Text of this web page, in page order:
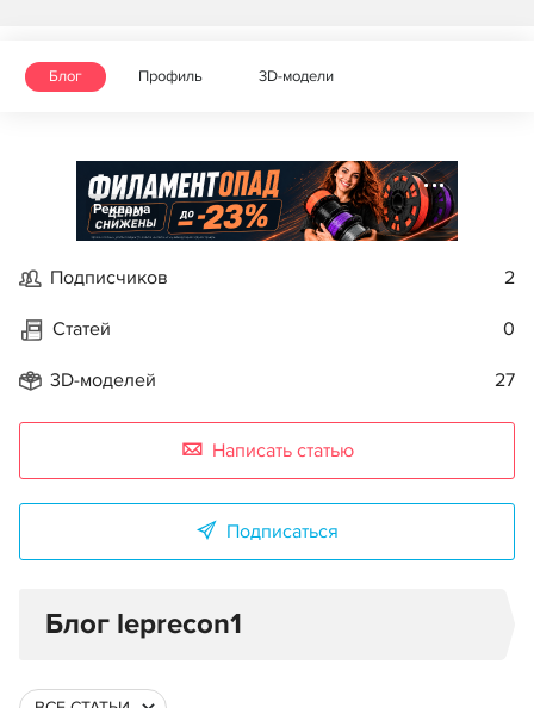
Блог Профиль 3D-модели
Реклама
Подписчиков 2
Статей 0
3D-моделей 27
Написать статью
Подписаться
Блог leprecon1